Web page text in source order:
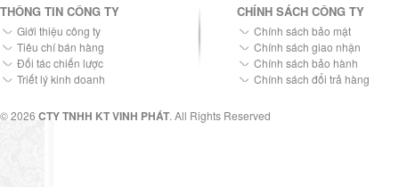
THÔNG TIN CÔNG TY
Giới thiệu công ty
Tiêu chí bán hàng
Đối tác chiến lược
Triết lý kinh doanh
CHÍNH SÁCH CÔNG TY
Chính sách bảo mật
Chính sách giao nhận
Chính sách bảo hành
Chính sách đổi trả hàng
© 2026 CTY TNHH KT VINH PHÁT. All Rights Reserved